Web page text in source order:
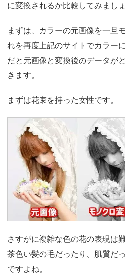
に変換されるか比較してみましょ
まずは、カラーの元画像を一旦
れを再度上記のサイトでカラー
だと元画像と変換後のデータが
きます。
まずは花束を持った女性です。
さすがに複雑な色の花の表現は
茶色い髪の毛だったり、肌質だ
ですよね。